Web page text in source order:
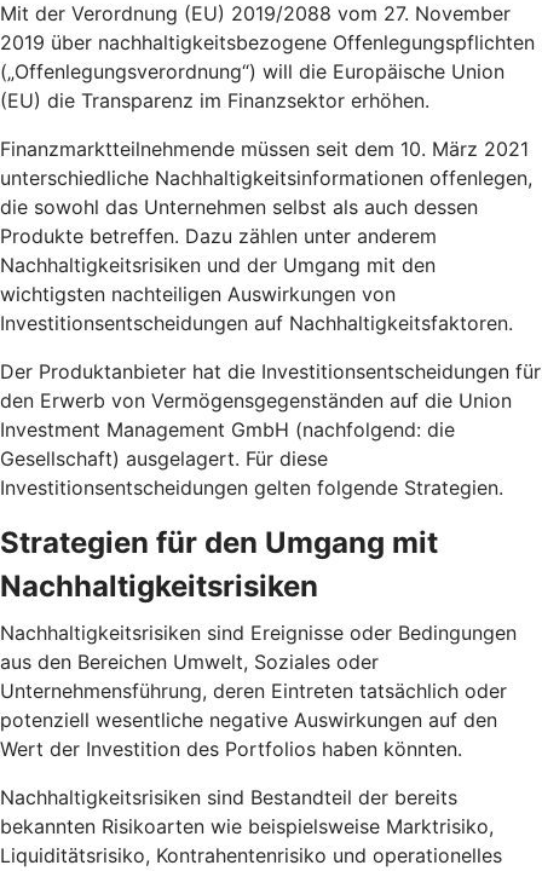
Mit der Verordnung (EU) 2019/2088 vom 27. November
2019 über nachhaltigkeitsbezogene Offenlegungspflichten
(„Offenlegungsverordnung“) will die Europäische Union
(EU) die Transparenz im Finanzsektor erhöhen.
Finanzmarktteilnehmende müssen seit dem 10. März 2021
unterschiedliche Nachhaltigkeitsinformationen offenlegen,
die sowohl das Unternehmen selbst als auch dessen
Produkte betreffen. Dazu zählen unter anderem
Nachhaltigkeitsrisiken und der Umgang mit den
wichtigsten nachteiligen Auswirkungen von
Investitionsentscheidungen auf Nachhaltigkeitsfaktoren.
Der Produktanbieter hat die Investitionsentscheidungen für
den Erwerb von Vermögensgegenständen auf die Union
Investment Management GmbH (nachfolgend: die
Gesellschaft) ausgelagert. Für diese
Investitionsentscheidungen gelten folgende Strategien.
Strategien für den Umgang mit
Nachhaltigkeitsrisiken
Nachhaltigkeitsrisiken sind Ereignisse oder Bedingungen
aus den Bereichen Umwelt, Soziales oder
Unternehmensführung, deren Eintreten tatsächlich oder
potenziell wesentliche negative Auswirkungen auf den
Wert der Investition des Portfolios haben könnten.
Nachhaltigkeitsrisiken sind Bestandteil der bereits
bekannten Risikoarten wie beispielsweise Marktrisiko,
Liquiditätsrisiko, Kontrahentenrisiko und operationelles